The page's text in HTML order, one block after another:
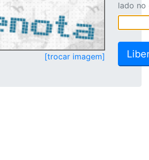
[trocar imagem]
lado no